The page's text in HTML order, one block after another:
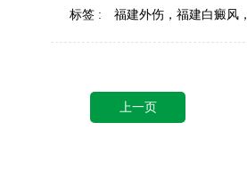
标签 :
福建外伤，福建白癜风
上一页